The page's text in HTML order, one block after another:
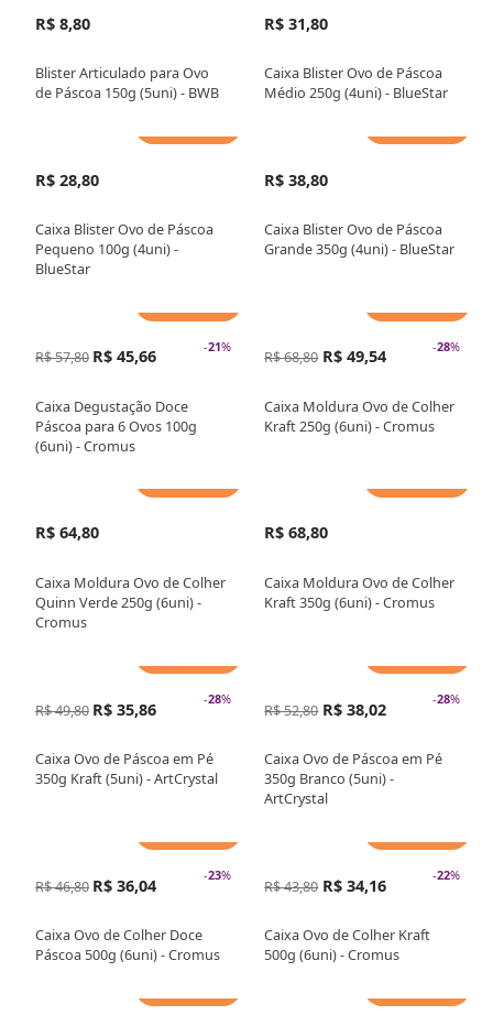
R$ 8,80
Blister Articulado para Ovo
de Páscoa 150g (5uni) - BWB
R$ 31,80
Caixa Blister Ovo de Páscoa
Médio 250g (4uni) - BlueStar
R$ 28,80
Caixa Blister Ovo de Páscoa
Pequeno 100g (4uni) -
BlueStar
R$ 38,80
Caixa Blister Ovo de Páscoa
Grande 350g (4uni) - BlueStar
-21%
R$ 57,80 R$ 45,66
Caixa Degustação Doce
Páscoa para 6 Ovos 100g
(6uni) - Cromus
-28%
R$ 68,80 R$ 49,54
Caixa Moldura Ovo de Colher
Kraft 250g (6uni) - Cromus
R$ 64,80
Caixa Moldura Ovo de Colher
Quinn Verde 250g (6uni) -
Cromus
R$ 68,80
Caixa Moldura Ovo de Colher
Kraft 350g (6uni) - Cromus
-28%
R$ 49,80 R$ 35,86
Caixa Ovo de Páscoa em Pé
350g Kraft (5uni) - ArtCrystal
-28%
R$ 52,80 R$ 38,02
Caixa Ovo de Páscoa em Pé
350g Branco (5uni) -
ArtCrystal
-23%
R$ 46,80 R$ 36,04
Caixa Ovo de Colher Doce
Páscoa 500g (6uni) - Cromus
-22%
R$ 43,80 R$ 34,16
Caixa Ovo de Colher Kraft
500g (6uni) - Cromus